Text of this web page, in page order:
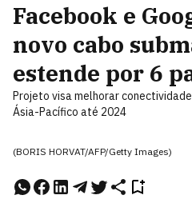
Facebook e
novo cabo
estende por 6
Projeto visa melhorar
Ásia-Pacífico até 2024
(BORIS HORVAT/AFP/Getty Images)